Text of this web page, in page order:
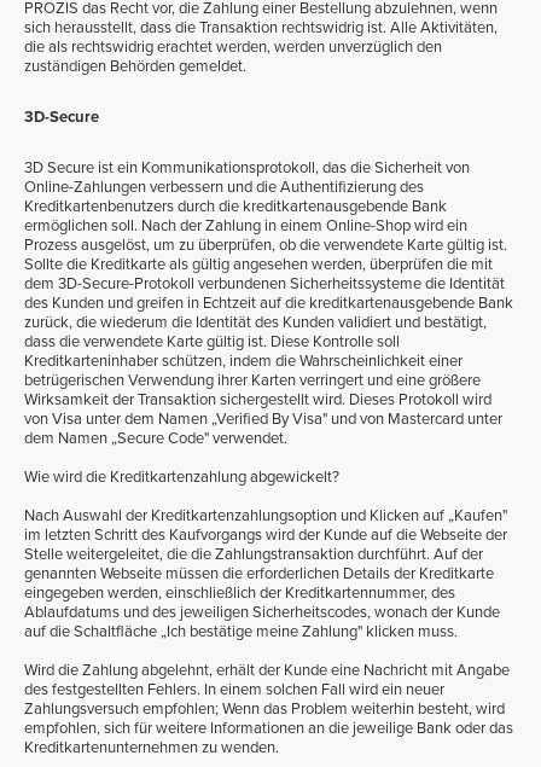
PROZIS das Recht vor, die Zahlung einer Bestellung abzulehnen, wenn
sich herausstellt, dass die Transaktion rechtswidrig ist. Alle Aktivitäten,
die als rechtswidrig erachtet werden, werden unverzüglich den
zuständigen Behörden gemeldet.
3D-Secure
3D Secure ist ein Kommunikationsprotokoll, das die Sicherheit von
Online-Zahlungen verbessern und die Authentifizierung des
Kreditkartenbenutzers durch die kreditkartenausgebende Bank
ermöglichen soll. Nach der Zahlung in einem Online-Shop wird ein
Prozess ausgelöst, um zu überprüfen, ob die verwendete Karte gültig ist.
Sollte die Kreditkarte als gültig angesehen werden, überprüfen die mit
dem 3D-Secure-Protokoll verbundenen Sicherheitssysteme die Identität
des Kunden und greifen in Echtzeit auf die kreditkartenausgebende Bank
zurück, die wiederum die Identität des Kunden validiert und bestätigt,
dass die verwendete Karte gültig ist. Diese Kontrolle soll
Kreditkarteninhaber schützen, indem die Wahrscheinlichkeit einer
betrügerischen Verwendung ihrer Karten verringert und eine größere
Wirksamkeit der Transaktion sichergestellt wird. Dieses Protokoll wird
von Visa unter dem Namen „Verified By Visa" und von Mastercard unter
dem Namen „Secure Code" verwendet.
Wie wird die Kreditkartenzahlung abgewickelt?
Nach Auswahl der Kreditkartenzahlungsoption und Klicken auf „Kaufen"
im letzten Schritt des Kaufvorgangs wird der Kunde auf die Webseite der
Stelle weitergeleitet, die die Zahlungstransaktion durchführt. Auf der
genannten Webseite müssen die erforderlichen Details der Kreditkarte
eingegeben werden, einschließlich der Kreditkartennummer, des
Ablaufdatums und des jeweiligen Sicherheitscodes, wonach der Kunde
auf die Schaltfläche „Ich bestätige meine Zahlung" klicken muss.
Wird die Zahlung abgelehnt, erhält der Kunde eine Nachricht mit Angabe
des festgestellten Fehlers. In einem solchen Fall wird ein neuer
Zahlungsversuch empfohlen; Wenn das Problem weiterhin besteht, wird
empfohlen, sich für weitere Informationen an die jeweilige Bank oder das
Kreditkartenunternehmen zu wenden.